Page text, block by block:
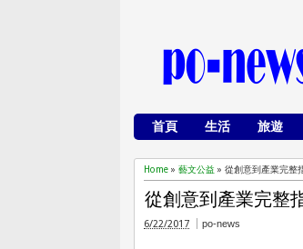
首頁 生活 旅遊
Home » 藝文公益 » 從創意到產業完整
從創意到產業完整
6/22/2017 po-news